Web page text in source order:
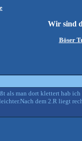
Wir sind
Böser
als man dort klettert hab
dem 2.R liegt